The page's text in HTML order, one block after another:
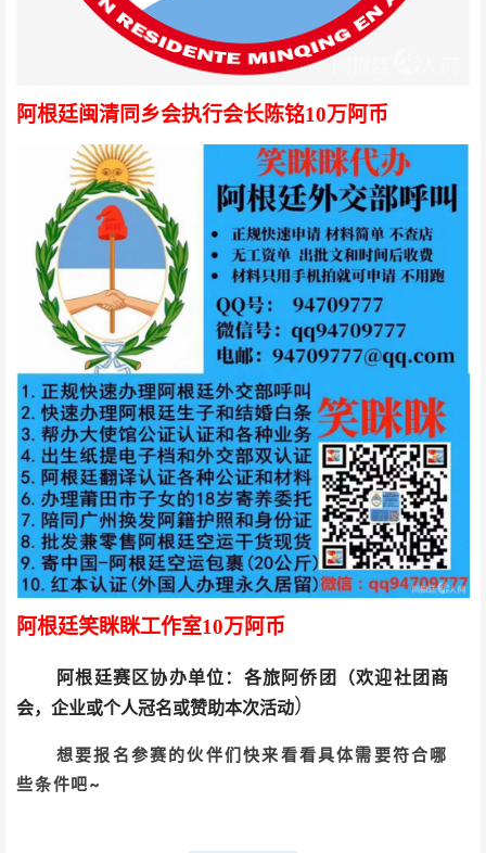
阿根廷闽清同乡会执行会长陈铭10万阿币
阿根廷笑眯眯工作室10万阿币
阿根廷赛区协办单位：各旅阿侨团
（欢迎社团商
会，企业或个人冠名或赞助本次活动）
想要报名参赛的伙伴们快来看看具体需要符合哪
些条件吧~